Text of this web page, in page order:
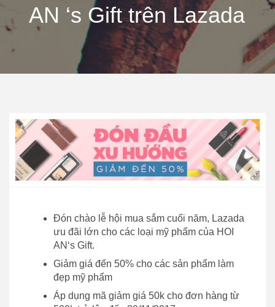
AN ‘s Gift trên Lazada
Đón chào lễ hội mua sắm cuối năm, Lazada
ưu đãi lớn cho các loại mỹ phẩm của HOI
AN‘s Gift.
Giảm giá đến 50% cho các sản phẩm làm
đẹp mỹ phẩm
Áp dụng mã giảm giá 50k cho đơn hàng từ